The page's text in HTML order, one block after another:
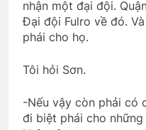
nhận một đại đội.
Đại đội Fulro về đó.
phái cho họ.
Tôi hỏi Sơn.
-Nếu vậy còn phải có
đi biệt phái cho